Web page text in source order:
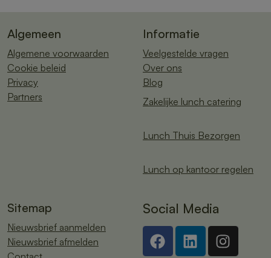
Algemeen
Algemene voorwaarden
Cookie beleid
Privacy
Partners
Informatie
Veelgestelde vragen
Over ons
Blog
Zakelijke lunch catering
Lunch Thuis Bezorgen
Lunch op kantoor regelen
Sitemap
Nieuwsbrief aanmelden
Nieuwsbrief afmelden
Social Media